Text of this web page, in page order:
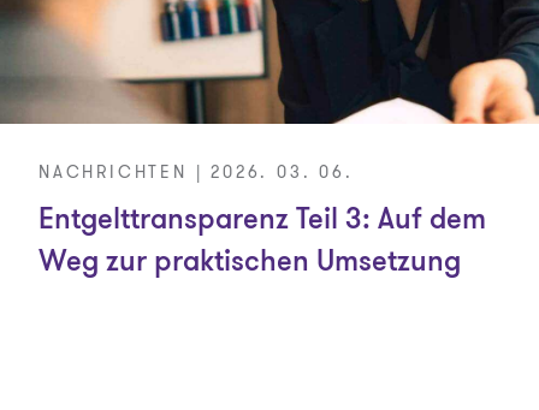
NACHRICHTEN | 2026. 03. 06.
Entgelttransparenz Teil 3: Auf dem
Weg zur praktischen Umsetzung